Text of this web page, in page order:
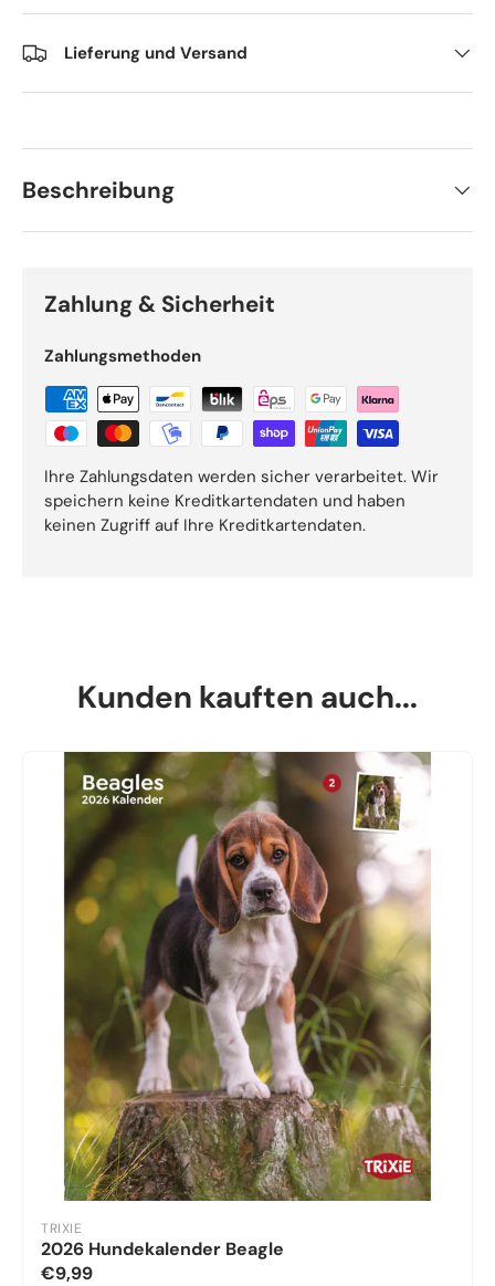
Lieferung und Versand
Beschreibung
Zahlung & Sicherheit
Zahlungsmethoden
Ihre Zahlungsdaten werden sicher verarbeitet. Wir
speichern keine Kreditkartendaten und haben
keinen Zugriff auf Ihre Kreditkartendaten.
Kunden kauften auch...
TRIXIE
2026 Hundekalender Beagle
€9,99